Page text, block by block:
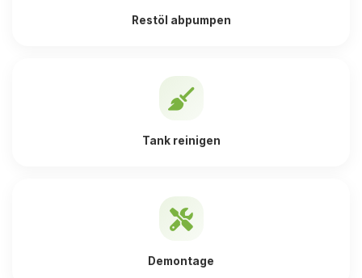
Restöl abpumpen
Tank reinigen
Demontage